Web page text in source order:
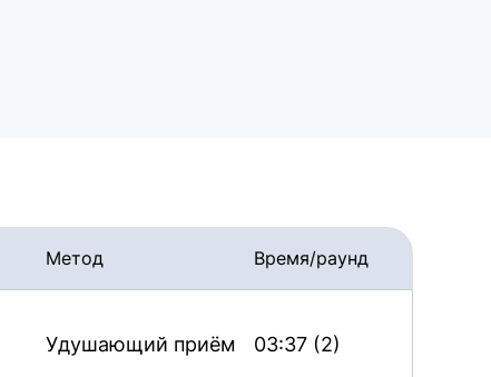
Метод Время/раунд
Удушающий приём 03:37 (2)